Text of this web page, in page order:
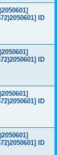
ID
ID
ID
ID